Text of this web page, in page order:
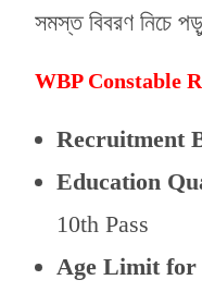
সমস্ত বিবরণ নিচে
WBP Constable
Recruitment
Education
10th Pass
Age Limit for